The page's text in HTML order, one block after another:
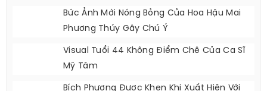
Nghi Lễ Cấp Sắc 12 Đèn Của Dân Tộc Dao
Bức Ảnh Mới Nóng Bỏng Của Hoa Hậu Mai